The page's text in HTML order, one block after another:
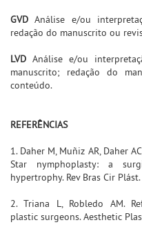
GVD Análise e/ou
redação do manuscrito ou
LVD Análise e/ou
manuscrito; redação do
conteúdo.
REFERÊNCIAS
1. Daher M, Muñiz AR, Daher
Star nymphoplasty: a
hypertrophy. Rev Bras Cir
2. Triana L, Robledo AM.
plastic surgeons. Aesthetic